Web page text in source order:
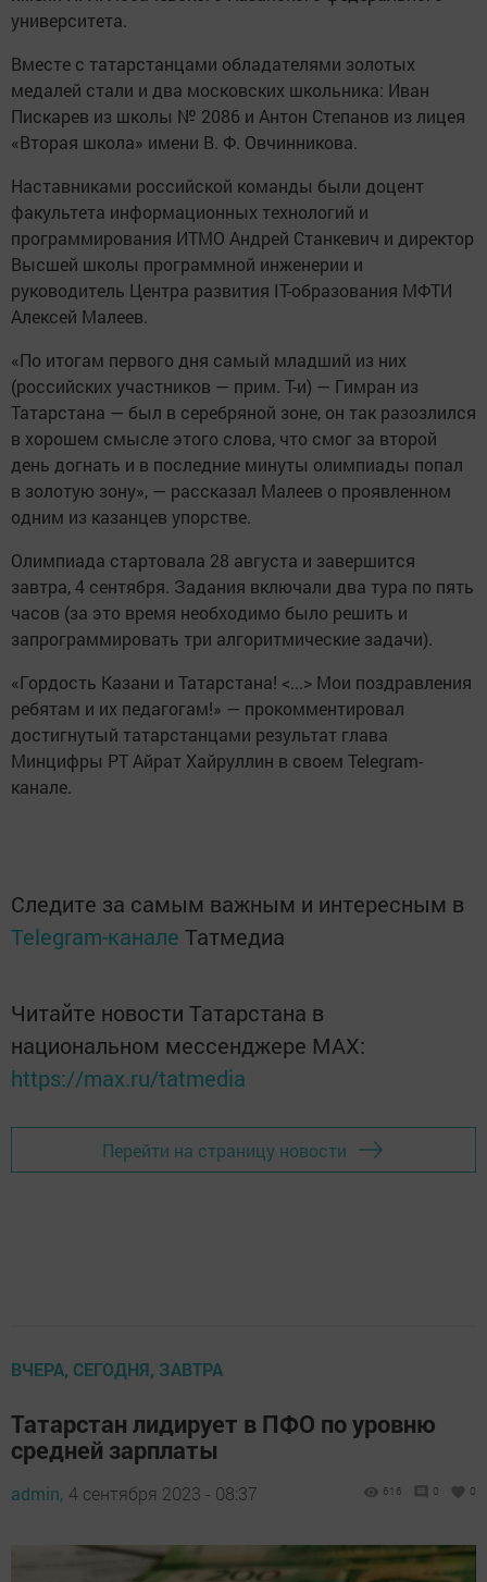
университета.
Вместе с татарстанцами обладателями золотых
медалей стали и два московских школьника: Иван
Пискарев из школы № 2086 и Антон Степанов из лицея
«Вторая школа» имени В. Ф. Овчинникова.
Наставниками российской команды были доцент
факультета информационных технологий и
программирования ИТМО Андрей Станкевич и директор
Высшей школы программной инженерии и
руководитель Центра развития IT-образования МФТИ
Алексей Малеев.
«По итогам первого дня самый младший из них
(российских участников — прим. Т-и) — Гимран из
Татарстана — был в серебряной зоне, он так разозлился
в хорошем смысле этого слова, что смог за второй
день догнать и в последние минуты олимпиады попал
в золотую зону», — рассказал Малеев о проявленном
одним из казанцев упорстве.
Олимпиада стартовала 28 августа и завершится
завтра, 4 сентября. Задания включали два тура по пять
часов (за это время необходимо было решить и
запрограммировать три алгоритмические задачи).
«Гордость Казани и Татарстана! <...> Мои поздравления
ребятам и их педагогам!» — прокомментировал
достигнутый татарстанцами результат глава
Минцифры РТ Айрат Хайруллин в своем Telegram-
канале.
Следите за самым важным и интересным в
Telegram-канале Татмедиа
Читайте новости Татарстана в
национальном мессенджере MАХ:
https://max.ru/tatmedia
Перейти на страницу новости
ВЧЕРА, СЕГОДНЯ, ЗАВТРА
Татарстан лидирует в ПФО по уровню
средней зарплаты
admin, 4 сентября 2023 - 08:37 616 0 0